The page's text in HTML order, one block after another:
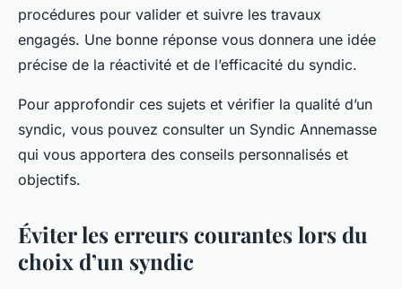
procédures pour valider et suivre les travaux
engagés. Une bonne réponse vous donnera une idée
précise de la réactivité et de l’efficacité du syndic.
Pour approfondir ces sujets et vérifier la qualité d’un
syndic, vous pouvez consulter un Syndic Annemasse
qui vous apportera des conseils personnalisés et
objectifs.
Éviter les erreurs courantes lors du
choix d’un syndic